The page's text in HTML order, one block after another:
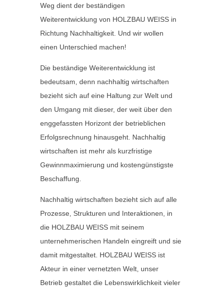
Weg dient der beständigen
Weiterentwicklung von HOLZBAU WEISS in
Richtung Nachhaltigkeit. Und wir wollen
einen Unterschied machen!
Die beständige Weiterentwicklung ist
bedeutsam, denn nachhaltig wirtschaften
bezieht sich auf eine Haltung zur Welt und
den Umgang mit dieser, der weit über den
enggefassten Horizont der betrieblichen
Erfolgsrechnung hinausgeht. Nachhaltig
wirtschaften ist mehr als kurzfristige
Gewinnmaximierung und kostengünstigste
Beschaffung.
Nachhaltig wirtschaften bezieht sich auf alle
Prozesse, Strukturen und Interaktionen, in
die HOLZBAU WEISS mit seinem
unternehmerischen Handeln eingreift und sie
damit mitgestaltet. HOLZBAU WEISS ist
Akteur in einer vernetzten Welt, unser
Betrieb gestaltet die Lebenswirklichkeit vieler